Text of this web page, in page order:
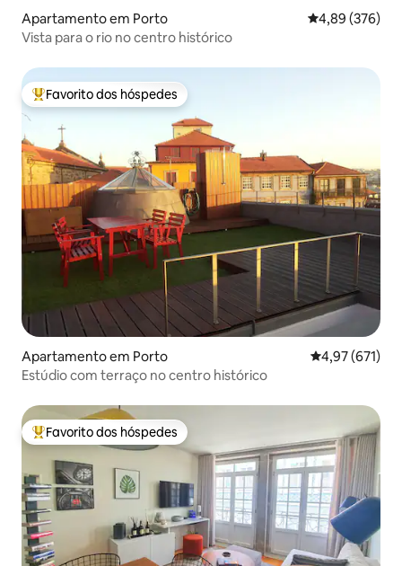
Apartamento em Porto Classificação
4,89 (376)
Vista para o rio no centro histórico
Favoritos dos hóspedes mais apreciados
Favorito dos hóspedes
Apartamento em Porto Classificação
4,97 (671)
Estúdio com terraço no centro histórico
Favoritos dos hóspedes mais apreciados
Favorito dos hóspedes